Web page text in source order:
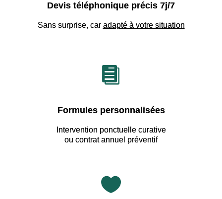
Devis téléphonique précis 7j/7
Sans surprise, car adapté à votre situation

Formules personnalisées
Intervention ponctuelle curative
ou contrat annuel préventif
